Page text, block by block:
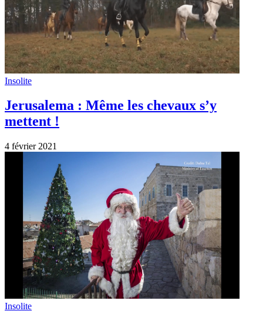
Insolite
Jerusalema : Même les chevaux s’y
mettent !
4 février 2021
Insolite